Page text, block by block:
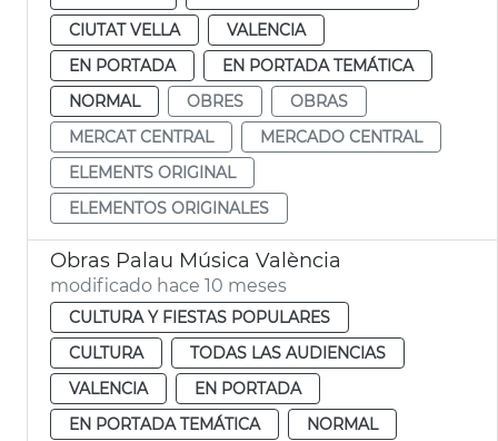
CIUTAT VELLA
VALENCIA
EN PORTADA
EN PORTADA TEMÁTICA
NORMAL
OBRES
OBRAS
MERCAT CENTRAL
MERCADO CENTRAL
ELEMENTS ORIGINAL
ELEMENTOS ORIGINALES
Obras Palau Música València
modificado hace 10 meses
CULTURA Y FIESTAS POPULARES
CULTURA
TODAS LAS AUDIENCIAS
VALENCIA
EN PORTADA
EN PORTADA TEMÁTICA
NORMAL